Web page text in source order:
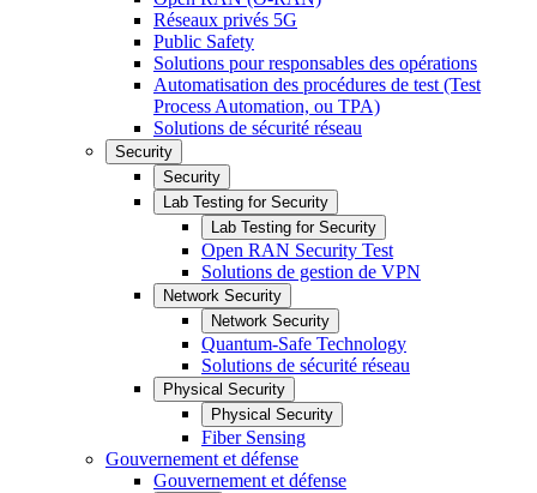
Réseaux privés 5G
Public Safety
Solutions pour responsables des opérations
Automatisation des procédures de test (Test
Process Automation, ou TPA)
Solutions de sécurité réseau
Security
Security
Lab Testing for Security
Lab Testing for Security
Open RAN Security Test
Solutions de gestion de VPN
Network Security
Network Security
Quantum-Safe Technology
Solutions de sécurité réseau
Physical Security
Physical Security
Fiber Sensing
Gouvernement et défense
Gouvernement et défense